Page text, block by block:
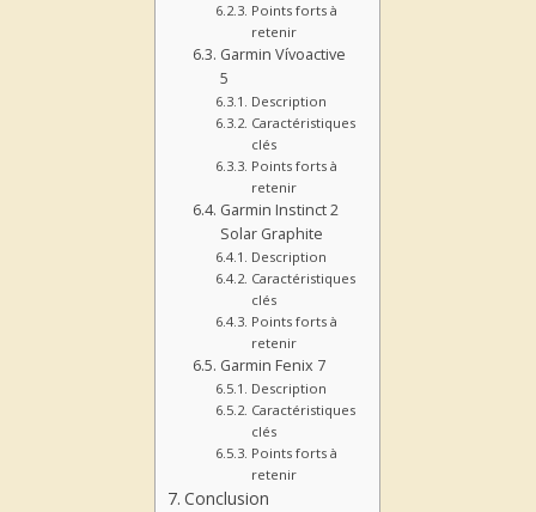
Points forts à
retenir
Garmin Vívoactive
5
Description
Caractéristiques
clés
Points forts à
retenir
Garmin Instinct 2
Solar Graphite
Description
Caractéristiques
clés
Points forts à
retenir
Garmin Fenix 7
Description
Caractéristiques
clés
Points forts à
retenir
Conclusion